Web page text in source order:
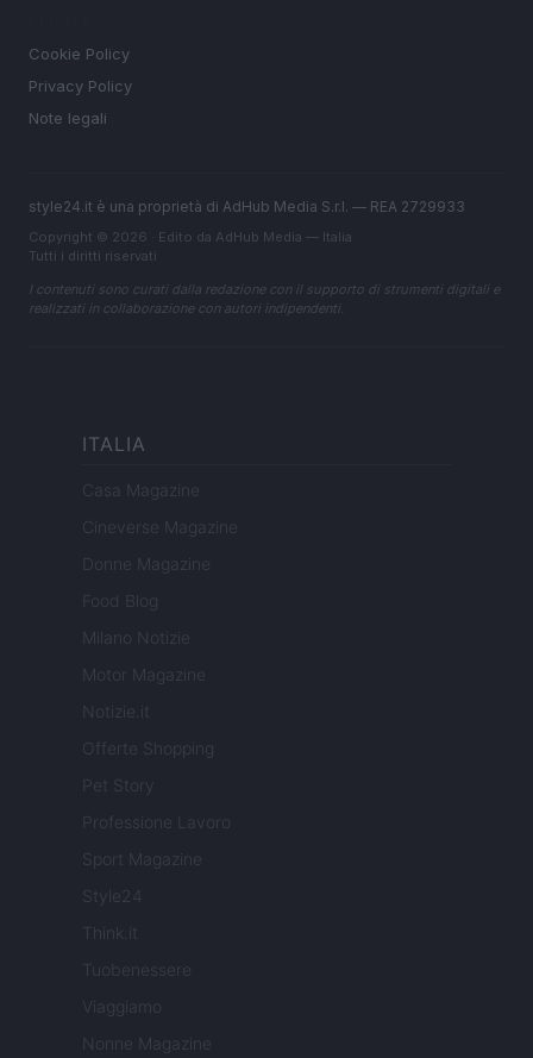
Cookie Policy
Privacy Policy
Note legali
style24.it è una proprietà di AdHub Media S.r.l. — REA 2729933
Copyright © 2026 · Edito da AdHub Media — Italia
Tutti i diritti riservati
I contenuti sono curati dalla redazione con il supporto di strumenti digitali e
realizzati in collaborazione con autori indipendenti.
ITALIA
Casa Magazine
Cineverse Magazine
Donne Magazine
Food Blog
Milano Notizie
Motor Magazine
Notizie.it
Offerte Shopping
Pet Story
Professione Lavoro
Sport Magazine
Style24
Think.it
Tuobenessere
Viaggiamo
Nonne Magazine